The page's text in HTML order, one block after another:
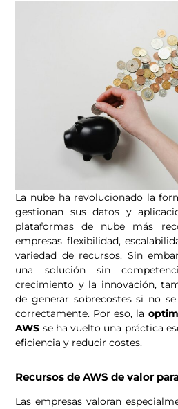
La nube ha revolucionado la
gestionan sus datos y
plataformas de nube más
empresas flexibilidad,
variedad de recursos. Sin
una solución sin
crecimiento y la innovación,
de generar sobrecostes si no
correctamente. Por eso, la
AWS se ha vuelto una práctica
eficiencia y reducir costes.
Recursos de AWS de valor
Las empresas valoran